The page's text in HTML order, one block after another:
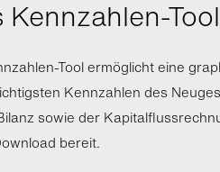
Tool
Tool ermöglicht eine
Kennzahlen des
sowie der
bereit.